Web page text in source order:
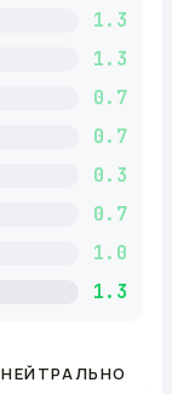
1.3
1.3
0.7
0.7
0.3
0.7
1.0
1.3
НЕЙТРАЛЬНО